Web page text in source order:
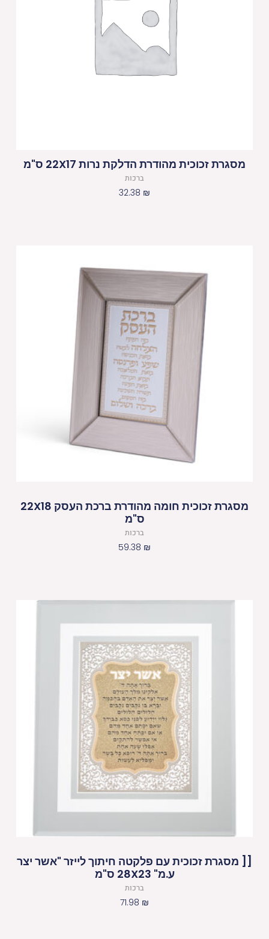
מסגרת זכוכית מהודרת הדלקת נרות 22X17 ס"מ
ברכות
32.38 ₪
מסגרת זכוכית חומה מהודרת ברכת העסק 22X18
ס"מ
ברכות
59.38 ₪
[[ מסגרת זכוכית עם פלקטה חיתוך לייזר "אשר יצר
ע.מ" 28X23 ס"מ
ברכות
71.98 ₪